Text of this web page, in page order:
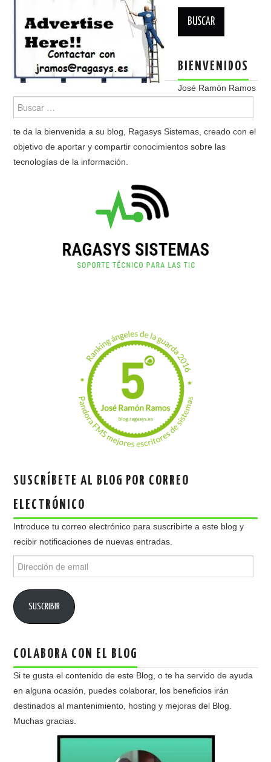
BIENVENIDOS
José Ramón Ramos
te da la bienvenida a su blog, Ragasys Sistemas, creado con el
objetivo de aportar y compartir conocimientos sobre las
tecnologías de la información.
SUSCRÍBETE AL BLOG POR CORREO
ELECTRÓNICO
Introduce tu correo electrónico para suscribirte a este blog y
recibir notificaciones de nuevas entradas.
de
SUSCRIBIR
COLABORA CON EL BLOG
Si te gusta el contenido de este Blog, o te ha servido de ayuda
en alguna ocasión, puedes colaborar, los beneficios irán
destinados al mantenimiento, hosting y mejoras del Blog.
Muchas gracias.